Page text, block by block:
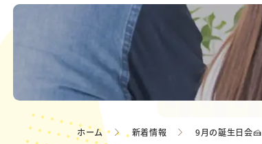
ホーム 新着情報 9月の誕生日会🍰